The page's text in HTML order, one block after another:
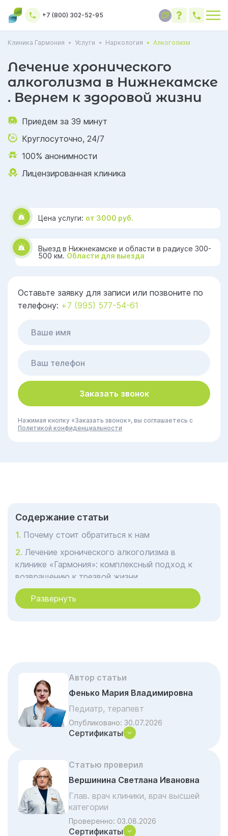
+7 (800) 302-52-95
Клиника Гармония Услуги Наркология Алкоголизм
Цена услуги: от 3000 руб.
Выезд в Нижнекамске и области в радиусе 300-
500 км. Области для выезда
Оставьте заявку для записи или позвоните по
телефону: +7 (995) 577-54-61
Заказать звонок
Нажимая кнопку «Заказать звонок», вы соглашаетесь с
Политикой конфиденциальности
Лечение хронического
алкоголизма в Нижнекамске
. Вернем к здоровой жизни
Приедем за 39 минут
Круглосуточно, 24/7
100% анонимности
Лицензированная клиника
Cодержание статьи
Почему стоит обратиться к нам
Лечение хронического алкоголизма в
клинике «Гармония»: комплексный подход к
возвращению к трезвой жизни
Почему алкоголизм — это хроническое
заболевание?
Уникальная программа лечения
хронического алкоголизма в клинике
«Гармония»
Отзывы об услуге «Алкоголизм»
Акции и скидки на лечение
Важные вопросы и ответы по наркологии
Развернуть
Автор статьи
Фенько Мария Владимировна
Педиатр, терапевт
Опубликовано: 30.07.2026
Сертификаты
Статью проверил
Вершинина Светлана Ивановна
Глав. врач клиники, врач высшей
категории
Проверенно: 03.08.2026
Сертификаты